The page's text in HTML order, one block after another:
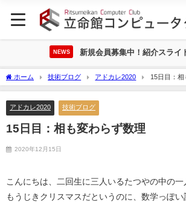
NEWS 新規会員募集中！紹介スライ
ホーム 技術ブログ アドカレ2020 15日目：
アドカレ2020 技術ブログ
15日目：相も変わらず数理
2020年12月15日
こんにちは、二回生に三人いるたつやの中の一
もうじきクリスマスだというのに、数学っぽ